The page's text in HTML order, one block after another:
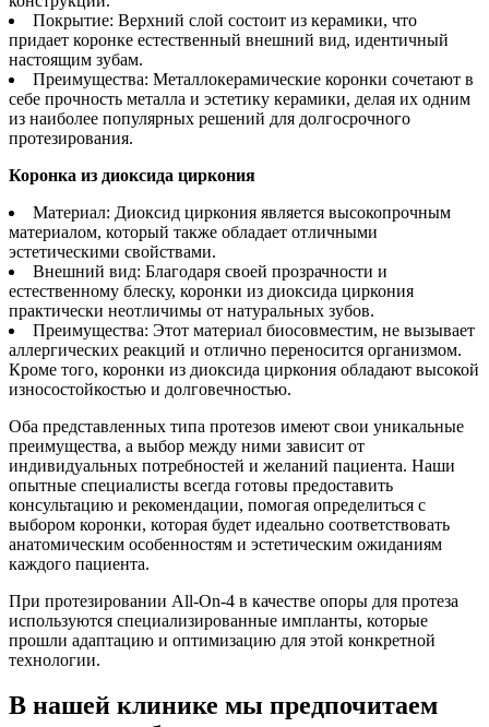
Покрытие: Верхний слой состоит из керамики, что
придает коронке естественный внешний вид, идентичный
настоящим зубам.
Преимущества: Металлокерамические коронки сочетают в
себе прочность металла и эстетику керамики, делая их одним
из наиболее популярных решений для долгосрочного
протезирования.
Коронка из диоксида циркония
Материал: Диоксид циркония является высокопрочным
материалом, который также обладает отличными
эстетическими свойствами.
Внешний вид: Благодаря своей прозрачности и
естественному блеску, коронки из диоксида циркония
практически неотличимы от натуральных зубов.
Преимущества: Этот материал биосовместим, не вызывает
аллергических реакций и отлично переносится организмом.
Кроме того, коронки из диоксида циркония обладают высокой
износостойкостью и долговечностью.
Оба представленных типа протезов имеют свои уникальные
преимущества, а выбор между ними зависит от
индивидуальных потребностей и желаний пациента. Наши
опытные специалисты всегда готовы предоставить
консультацию и рекомендации, помогая определиться с
выбором коронки, которая будет идеально соответствовать
анатомическим особенностям и эстетическим ожиданиям
каждого пациента.
При протезировании All-On-4 в качестве опоры для протеза
используются специализированные импланты, которые
прошли адаптацию и оптимизацию для этой конкретной
технологии.
В нашей клинике мы предпочитаем